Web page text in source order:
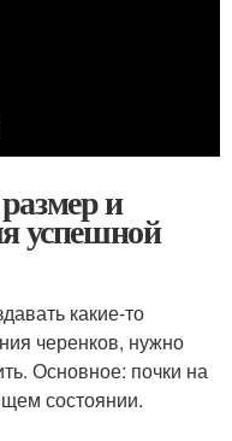
и
успешной
какие-то
черенков, нужно
Основное: почки на
состоянии.